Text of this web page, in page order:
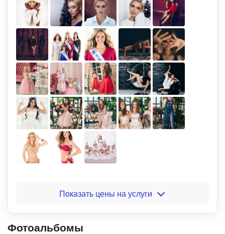
Показать цены на услуги
Фотоальбомы